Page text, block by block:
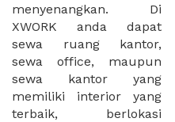
menyenangkan. Di
XWORK anda dapat
sewa ruang kantor,
sewa office, maupun
sewa kantor yang
memiliki interior yang
terbaik, berlokasi
seperti surat domisili,
Tanda Domisili
Perusahaan, Surat Izin
Usaha Perdagangan,
dan atau akte pendirian
PT maupun akte
pendirian CV untuk